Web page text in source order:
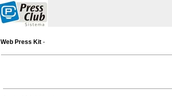
Web Press Kit -